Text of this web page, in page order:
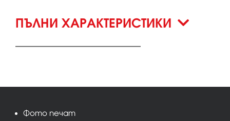
ПЪЛНИ ХАРАКТЕРИСТИКИ
Фото печат